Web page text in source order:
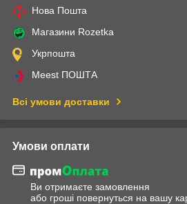
Нова Пошта
Магазини Rozetka
Укрпошта
Meest ПОШТА
Всі умови доставки
Умови оплати
Ви отримаєте замовлення
або гроші повернуться на вашу